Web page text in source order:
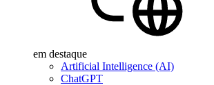
em destaque
Artificial Intelligence (AI)
ChatGPT